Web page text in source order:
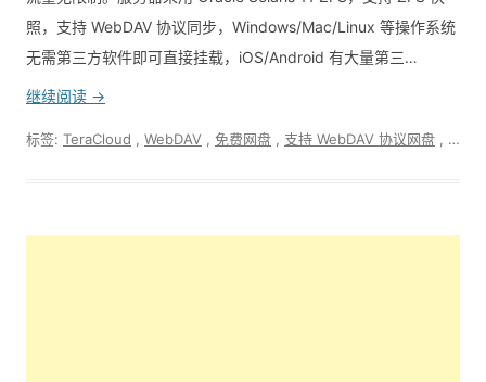
照，支持 WebDAV 协议同步，Windows/Mac/Linux 等操作系统
无需第三方软件即可直接挂载，iOS/Android 有大量第三…
继续阅读 →
标签: TeraCloud WebDAV 免费网盘 支持 WebDAV 协议网盘 支持